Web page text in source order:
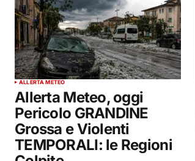
ALLERTA METEO
Allerta Meteo, oggi
Pericolo GRANDINE
Grossa e Violenti
TEMPORALI: le Regioni